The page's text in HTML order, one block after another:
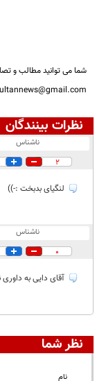
شما می توانید مطالب و
نظرات بینندگان
در انتظار بررسی:۱
ناشناس
2
لنگیای بدبخت :-))
ناشناس
0
آقای دایی به داوری
نظر شما
نام